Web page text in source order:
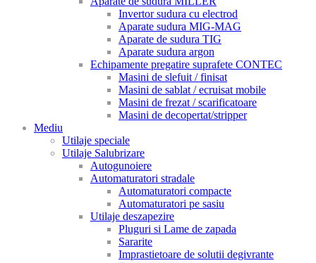
Invertor sudura cu electrod
Aparate sudura MIG-MAG
Aparate de sudura TIG
Aparate sudura argon
Echipamente pregatire suprafete CONTEC
Masini de slefuit / finisat
Masini de sablat / ecruisat mobile
Masini de frezat / scarificatoare
Masini de decopertat/stripper
Mediu
Utilaje speciale
Utilaje Salubrizare
Autogunoiere
Automaturatori stradale
Automaturatori compacte
Automaturatori pe sasiu
Utilaje deszapezire
Pluguri si Lame de zapada
Sararite
Imprastietoare de solutii degivrante